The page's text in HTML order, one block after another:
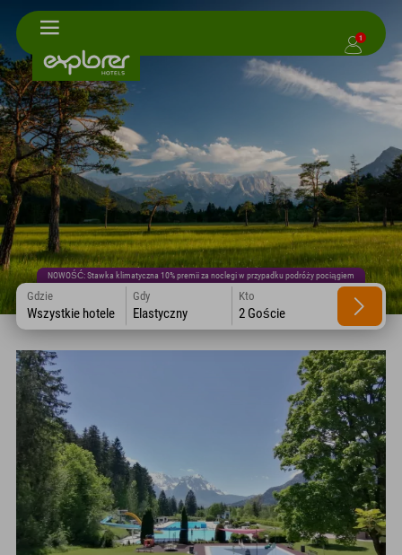
1
NOWOŚĆ: Stawka klimatyczna 10% premii za noclegi w przypadku podróży pociągiem
Gdzie
Wszystkie hotele
Gdy
Elastyczny
Kto
2 Goście